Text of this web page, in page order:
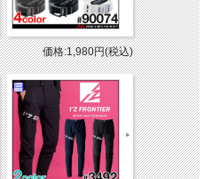
価格:1,980円(税込)